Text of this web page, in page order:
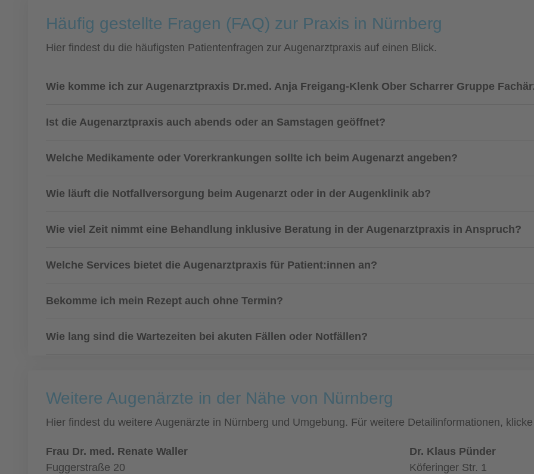
Häufig gestellte Fragen (FAQ) zur Praxis in Nürnberg
Hier findest du die häufigsten Patientenfragen zur Augenarztpraxis auf einen Blick.
Wie komme ich zur Augenarztpraxis Dr.med. Anja Freigang-Klenk Ober Scharrer Gruppe
Ist die Augenarztpraxis auch abends oder an Samstagen geöffnet?
Welche Medikamente oder Vorerkrankungen sollte ich beim Augenarzt angeben?
Wie läuft die Notfallversorgung beim Augenarzt oder in der Augenklinik ab?
Wie viel Zeit nimmt eine Behandlung inklusive Beratung in der Augenarztpraxis in Anspruch?
Welche Services bietet die Augenarztpraxis für Patient:innen an?
Bekomme ich mein Rezept auch ohne Termin?
Wie lang sind die Wartezeiten bei akuten Fällen oder Notfällen?
Weitere Augenärzte in der Nähe von Nürnberg
Hier findest du weitere Augenärzte in Nürnberg und Umgebung. Für weitere Detailinformationen,
Frau Dr. med. Renate Waller
Fuggerstraße 20
Dr. Klaus Pünder
Köferinger Str. 1